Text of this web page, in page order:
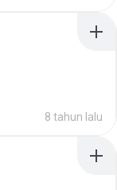
8 tahun lalu